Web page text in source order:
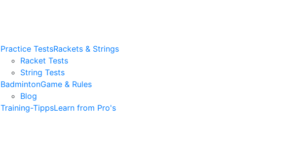
Practice TestsRackets & Strings
Racket Tests
String Tests
BadmintonGame & Rules
Blog
Training-TippsLearn from Pro's